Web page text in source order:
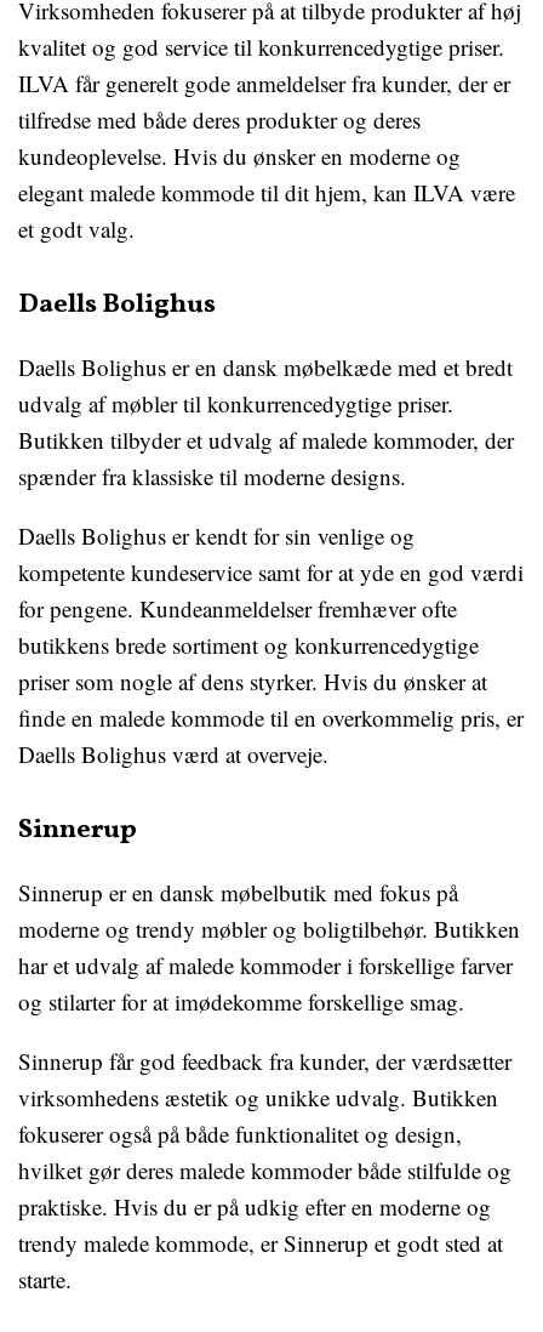
Virksomheden fokuserer på at tilbyde produkter af høj
kvalitet og god service til konkurrencedygtige priser.
ILVA får generelt gode anmeldelser fra kunder, der er
tilfredse med både deres produkter og deres
kundeoplevelse. Hvis du ønsker en moderne og
elegant malede kommode til dit hjem, kan ILVA være
et godt valg.
Daells Bolighus
Daells Bolighus er en dansk møbelkæde med et bredt
udvalg af møbler til konkurrencedygtige priser.
Butikken tilbyder et udvalg af malede kommoder, der
spænder fra klassiske til moderne designs.
Daells Bolighus er kendt for sin venlige og
kompetente kundeservice samt for at yde en god værdi
for pengene. Kundeanmeldelser fremhæver ofte
butikkens brede sortiment og konkurrencedygtige
priser som nogle af dens styrker. Hvis du ønsker at
finde en malede kommode til en overkommelig pris, er
Daells Bolighus værd at overveje.
Sinnerup
Sinnerup er en dansk møbelbutik med fokus på
moderne og trendy møbler og boligtilbehør. Butikken
har et udvalg af malede kommoder i forskellige farver
og stilarter for at imødekomme forskellige smag.
Sinnerup får god feedback fra kunder, der værdsætter
virksomhedens æstetik og unikke udvalg. Butikken
fokuserer også på både funktionalitet og design,
hvilket gør deres malede kommoder både stilfulde og
praktiske. Hvis du er på udkig efter en moderne og
trendy malede kommode, er Sinnerup et godt sted at
starte.